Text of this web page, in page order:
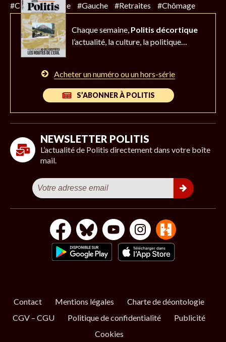
#Climat #Police #Gauche #Retraites #Chômage
Chaque semaine, Politis décortique
l’actualité, la culture, la politique…
Acheter un numéro ou un hors-série
S’ABONNER À POLITIS
NEWSLETTER POLITIS
L’actualité de Politis directement dans votre boîte
mail.
Contact Mentions légales
Charte de déontologie
CGV – CGU
Politique de confidentialité
Publicité
Cookies